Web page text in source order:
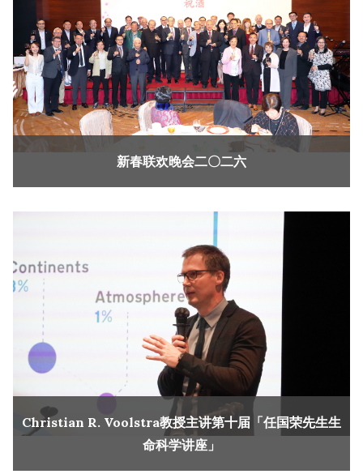
新春联欢晚会二〇二六
Christian R. Voolstra教授主讲第十届「任国荣先生生
命科学讲座」